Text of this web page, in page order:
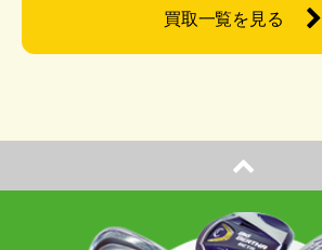
買取一覧を見る